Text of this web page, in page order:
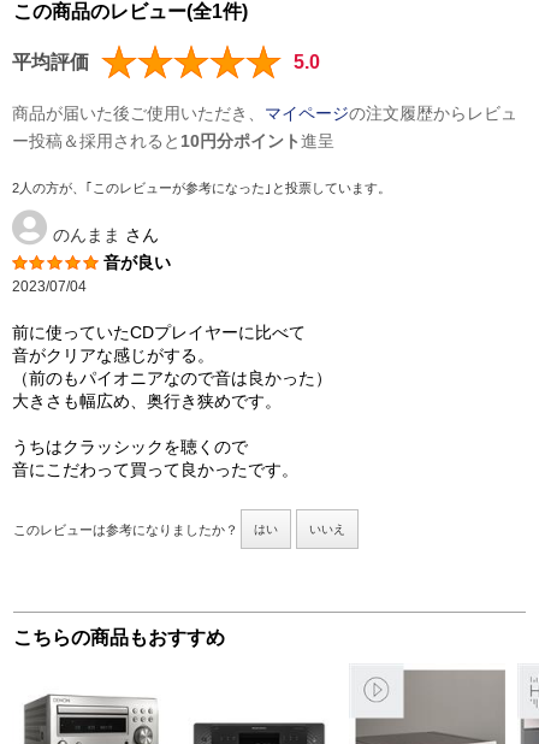
この商品のレビュー(全1件)
平均評価 5.0
商品が届いた後ご使用いただき、 マイページの注文履歴からレビュ
ー投稿＆採用されると 10円分ポイント進呈
2人の方が、｢このレビューが参考になった｣と投票しています。
のんまま さん
音が良い
2023/07/04
前に使っていたCDプレイヤーに比べて
音がクリアな感じがする。
（前のもパイオニアなので音は良かった）
大きさも幅広め、奥行き狭めです。
うちはクラッシックを聴くので
音にこだわって買って良かったです。
このレビューは参考になりましたか？ はい いいえ
こちらの商品もおすすめ